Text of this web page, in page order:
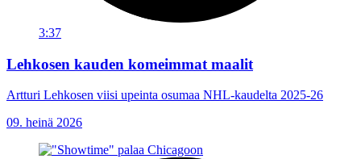
3:37
Lehkosen kauden komeimmat maalit
Artturi Lehkosen viisi upeinta osumaa NHL-kaudelta 2025-26
09. heinä 2026